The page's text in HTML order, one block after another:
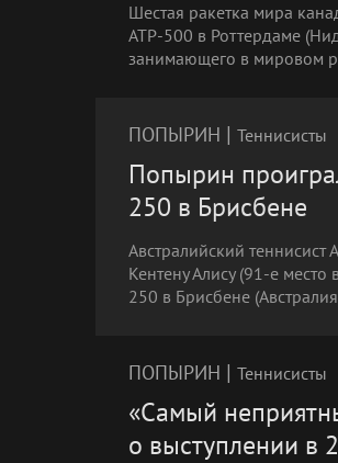
Шестая ракетка мира
ATP-500 в Роттердаме
занимающего в мировом
ПОПЫРИН | Теннисисты
Попырин
250 в Брисбене
Австралийский
Кентену Алису (91-е
250 в Брисбене
ПОПЫРИН | Теннисисты
«Самый
о выступлении в